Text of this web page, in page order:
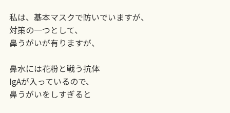
私は、基本マスクで防いでいますが、
対策の一つとして、
鼻うがいが有りますが、
鼻水には花粉と戦う抗体
IgAが入っているので、
鼻うがいをしすぎると